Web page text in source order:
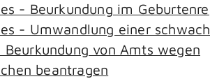
- Beurkundung im
- Umwandlung einer
von Amts wegen
beantragen